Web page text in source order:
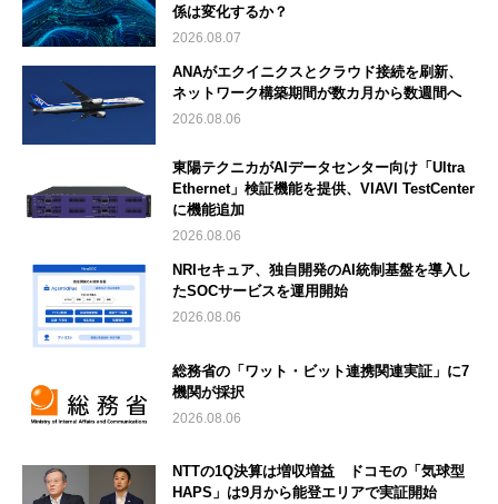
係は変化するか？
2026.08.07
ANAがエクイニクスとクラウド接続を刷新、
ネットワーク構築期間が数カ月から数週間へ
2026.08.06
東陽テクニカがAIデータセンター向け「Ultra
Ethernet」検証機能を提供、VIAVI TestCenter
に機能追加
2026.08.06
NRIセキュア、独自開発のAI統制基盤を導入し
たSOCサービスを運用開始
2026.08.06
総務省の「ワット・ビット連携関連実証」に7
機関が採択
2026.08.06
NTTの1Q決算は増収増益 ドコモの「気球型
HAPS」は9月から能登エリアで実証開始